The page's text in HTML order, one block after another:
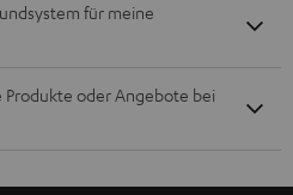
für meine
Produkte oder Angebote bei